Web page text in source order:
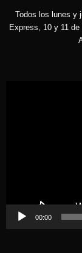
Todos los lunes y
Express, 10 y 11
00:00